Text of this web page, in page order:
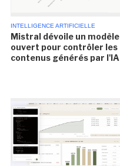
INTELLIGENCE ARTIFICIELLE
Mistral dévoile un modèle
ouvert pour contrôler les
contenus générés par l'IA